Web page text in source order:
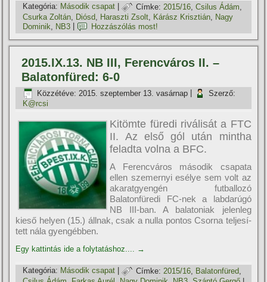
Kategória: Második csapat | Címke: 2015/16 ,Csilus Ádám
Csurka Zoltán, Diósd, Haraszti Zsolt, Kárász Krisztián, Nagy
Dominik
NB3 Hozzászólás most!
2015.IX.13. NB III, Ferencváros II. –
Balatonfüred: 6-0
Közzétéve: 2015. szeptember 13. vasárnap
Szerző:
K@rcsi
Kitömte füredi riválisát a FTC
II.­ Az első gól után mintha
feladta volna a BFC.
A Ferencváros második csapata
ellen szemernyi esélye sem volt az
akaratgyengén futballozó
Balatonfüredi FC-­nek a labdarúgó
NB III-­ban. A balatoniak jelenleg
kieső helyen (15.) állnak, csak a nulla pontos Csorna teljesí­
tett nála gyengébben.
Egy kattintás ide a folytatáshoz.... →
Kategória: Második csapat | Címke: 2015/16 Balatonfüred